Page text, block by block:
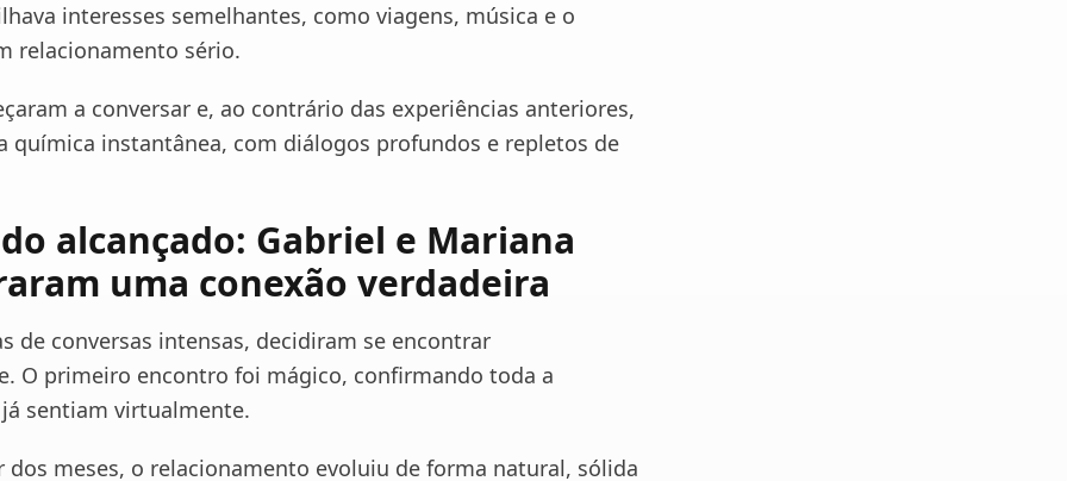
interesses semelhantes, como viagens, música e o
relacionamento sério.
a conversar e, ao contrário das experiências anteriores,
química instantânea, com diálogos profundos e repletos de
alcançado: Gabriel e Mariana
uma conexão verdadeira
de conversas intensas, decidiram se encontrar
O primeiro encontro foi mágico, confirmando toda a
sentiam virtualmente.
dos meses, o relacionamento evoluiu de forma natural, sólida